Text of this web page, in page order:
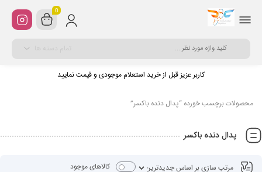
0
کاربر عزیز قبل از خرید استعلام موجودی و قیمت نمایید
محصولات برچسب خورده “پدال دنده باکسر”
پدال دنده باکسر
کالاهای موجود